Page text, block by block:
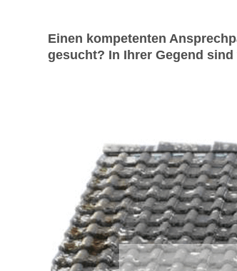
Einen kompetenten
gesucht? In Ihrer Gegend